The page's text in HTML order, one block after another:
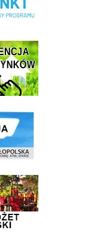
- złóż deklarację
powietrza